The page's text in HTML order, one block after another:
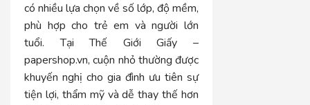
có nhiều lựa chọn về số lớp, độ mềm,
phù hợp cho trẻ em và người lớn
tuổi. Tại Thế Giới Giấy –
papershop.vn, cuộn nhỏ thường được
khuyến nghị cho gia đình ưu tiên sự
tiện lợi, thẩm mỹ và dễ thay thế hơn